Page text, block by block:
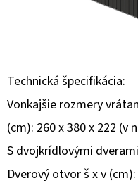
Technická špecifikácia:
Vonkajšie rozmery
(cm): 260 x 380 x 222 (v
S dvojkrídlovými dverami
Dverový otvor š x v